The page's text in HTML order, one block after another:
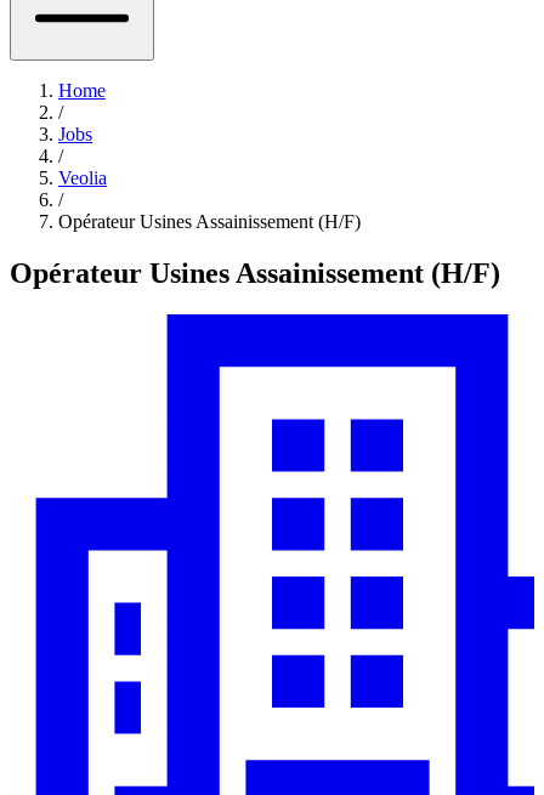
Home
/
Jobs
/
Veolia
/
Opérateur Usines Assainissement (H/F)
Opérateur Usines Assainissement (H/F)